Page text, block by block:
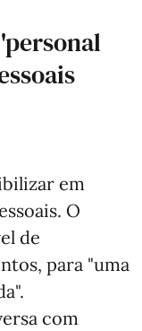
em
O
de
para "uma
com